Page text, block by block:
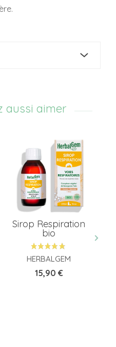
aussi aimer
Sirop Respiration
bio
HERBALGEM
Prix
15,90 €